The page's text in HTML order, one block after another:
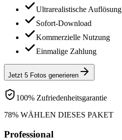
Ultrarealistische Auflösung
Sofort-Download
Kommerzielle Nutzung
Einmalige Zahlung
Jetzt 5 Fotos generieren
100% Zufriedenheitsgarantie
78% WÄHLEN DIESES PAKET
Professional